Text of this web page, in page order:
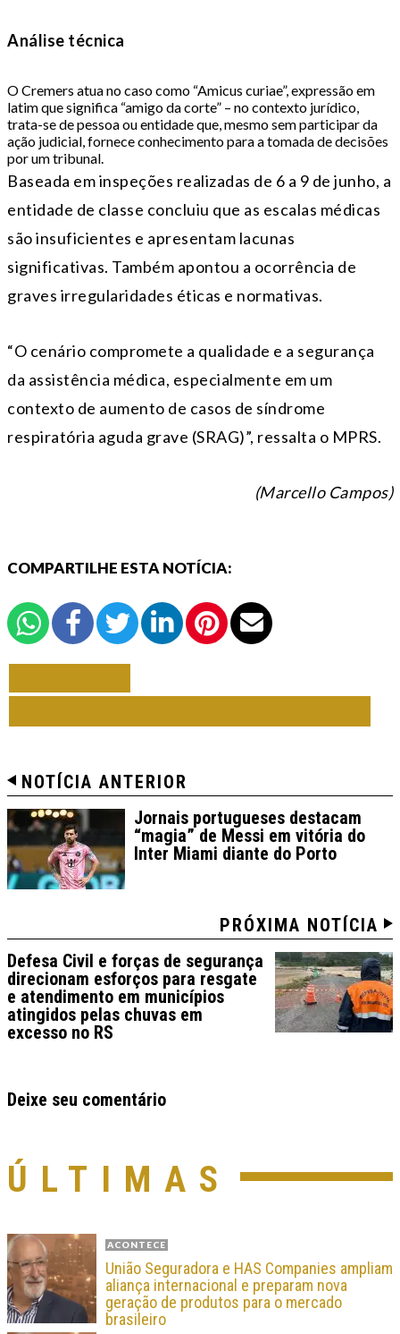
Análise técnica
O Cremers atua no caso como “Amicus curiae”, expressão em
latim que significa “amigo da corte” – no contexto jurídico,
trata-se de pessoa ou entidade que, mesmo sem participar da
ação judicial,fornece conhecimento para a tomada de decisões
por um tribunal.
Baseada em inspeções realizadas de 6 a 9 de junho, a
entidade de classe concluiu que as escalas médicas
são insuficientes e apresentam lacunas
significativas. Também apontou a ocorrência de
graves irregularidades éticas e normativas.
“O cenário compromete a qualidade e a segurança
da assistência médica, especialmente em um
contexto de aumento de casos de síndrome
respiratória aguda grave (SRAG)”, ressalta o MPRS.
(Marcello Campos)
COMPARTILHE ESTA NOTÍCIA:
NOTÍCIA ANTERIOR
Jornais portugueses destacam
“magia” de Messi em vitória do
Inter Miami diante do Porto
PRÓXIMA NOTÍCIA
Defesa Civil e forças de segurança
direcionam esforços para resgate
e atendimento em municípios
atingidos pelas chuvas em
excesso no RS
Deixe seu comentário
ÚLTIMAS
ACONTECE
União Seguradora e HAS Companies ampliam
aliança internacional e preparam nova
geração de produtos para o mercado
brasileiro